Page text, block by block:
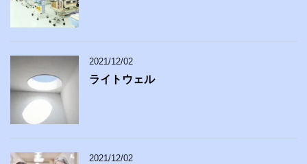
2021/12/02
ライトウェル
2021/12/02